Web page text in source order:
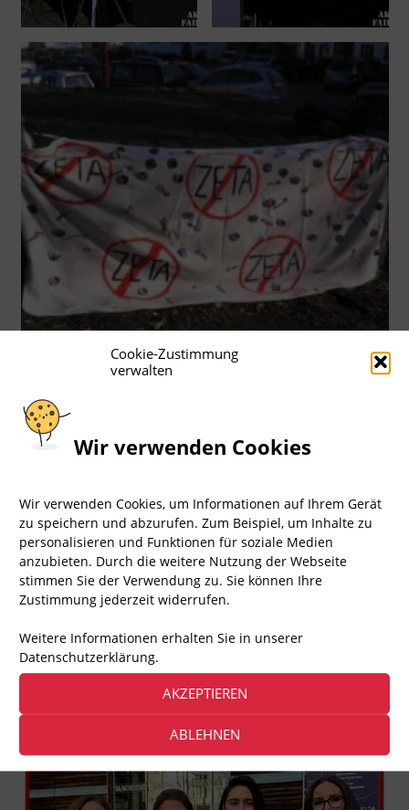
Cookie-Zustimmung
verwalten
Wir verwenden Cookies
Wir verwenden Cookies, um Informationen auf Ihrem Gerät
zu speichern und abzurufen. Zum Beispiel, um Inhalte zu
personalisieren und Funktionen für soziale Medien
anzubieten. Durch die weitere Nutzung der Webseite
stimmen Sie der Verwendung zu. Sie können Ihre
Zustimmung jederzeit widerrufen.
Weitere Informationen erhalten Sie in unserer
Datenschutzerklärung.
AKZEPTIEREN
ABLEHNEN
Ein paar Worte von Josef E. Weeke, um diese
1.211Aufrufe
+++ Demo 30.06.2026 +++
Aktion Fair Play – kurz: AFP – ist eine engagierte
Bürgerbewegung von Tierfreunden, die Demos und
Infostände zu vielen Tierrechtsthemen organisiert.
Das sind wir, Team Berlin